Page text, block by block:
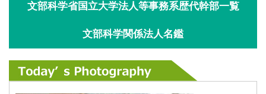
文部科学省国立大学法人等事務系歴代幹部一覧
文部科学関係法人名鑑